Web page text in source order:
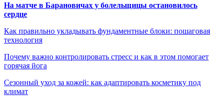
На матче в Барановичах у болельщицы остановилось
сердце
Как правильно укладывать фундаментные блоки: пошаговая
технология
Почему важно контролировать стресс и как в этом помогает
горячая йога
Сезонный уход за кожей: как адаптировать косметику под
климат